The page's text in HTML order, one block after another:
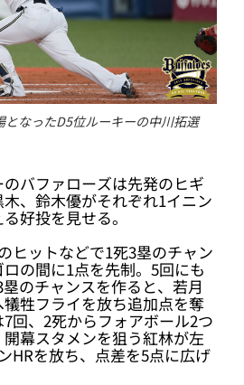
となったD5位ルーキーの中川拓選
バファローズは先発のヒギ
、鈴木優がそれぞれ1イニン
好投を見せる。
ヒットなどで1死3塁のチャン
の間に1点を先制。5回にも
のチャンスを作ると、若月
牲フライを放ち追加点を奪
回、2死からフォアボール2つ
幕スタメンを狙う紅林が左
HRを放ち、点差を5点に広げ